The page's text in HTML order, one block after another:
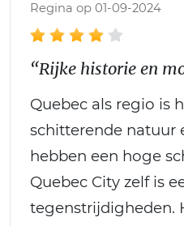
Regina op 01-09-2024
“Rijke historie en
Quebec als regio is
schitterende natuur
hebben een hoge
Quebec City zelf is
tegenstrijdigheden.